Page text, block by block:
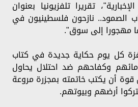
تقريرا تلفزيونيا بعنوان
الصمود.. نازحون فلسطينيون في
مهجورا إلى سوق".
كل يوم حكاية جديدة في كتاب
وكفاحهم ضد احتلال يحاول
أن يكتب خاتمته بمجزرة مروعة
أرضهم وبيوتهم.